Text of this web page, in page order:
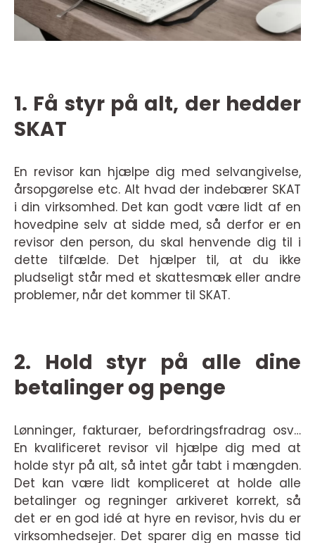
1. Få styr på alt, der hedder
SKAT
En revisor kan hjælpe dig med selvangivelse,
årsopgørelse etc. Alt hvad der indebærer SKAT
i din virksomhed. Det kan godt være lidt af en
hovedpine selv at sidde med, så derfor er en
revisor den person, du skal henvende dig til i
dette tilfælde. Det hjælper til, at du ikke
pludseligt står med et skattesmæk eller andre
problemer, når det kommer til SKAT.
2. Hold styr på alle dine
betalinger og penge
Lønninger, fakturaer, befordringsfradrag osv…
En kvalificeret revisor vil hjælpe dig med at
holde styr på alt, så intet går tabt i mængden.
Det kan være lidt kompliceret at holde alle
betalinger og regninger arkiveret korrekt, så
det er en god idé at hyre en revisor, hvis du er
virksomhedsejer. Det sparer dig en masse tid